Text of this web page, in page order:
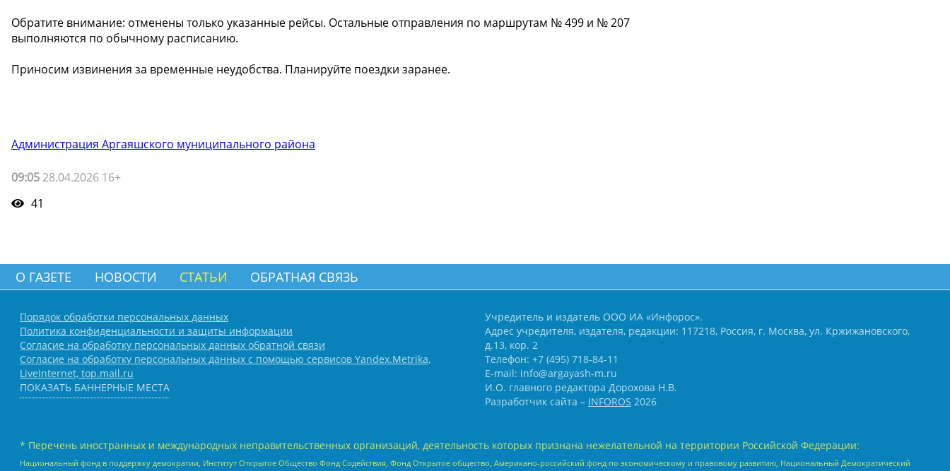
Обратите внимание: отменены только указанные рейсы. Остальные отправления по маршрутам № 499 и № 207
выполняются по обычному расписанию.
Приносим извинения за временные неудобства. Планируйте поездки заранее.
Администрация Аргаяшского муниципального района
09:05 28.04.2026 16+
41
О ГАЗЕТЕ НОВОСТИ СТАТЬИ ОБРАТНАЯ СВЯЗЬ
Порядок обработки персональных данных
Политика конфиденциальности и защиты информации
Согласие на обработку персональных данных обратной связи
Согласие на обработку персональных данных с помощью сервисов Yandex.Metrika,
LiveInternet, top.mail.ru
ПОКАЗАТЬ БАННЕРНЫЕ МЕСТА
Учредитель и издатель ООО ИА «Инфорос».
Адрес учредителя, издателя, редакции: 117218, Россия, г. Москва, ул. Кржижановского,
д.13, кор. 2
Телефон: +7 (495) 718-84-11
E-mail: info@argayash-m.ru
И.О. главного редактора Дорохова Н.В.
Разработчик сайта – INFOROS 2026
* Перечень иностранных и международных неправительственных организаций, деятельность которых признана нежелательной на территории Российской Федерации:
Национальный фонд в поддержку демократии, Институт Открытое Общество Фонд Содействия, Фонд Открытое общество, Американо-российский фонд по экономическому и правовому развитию, Национальный Демократический